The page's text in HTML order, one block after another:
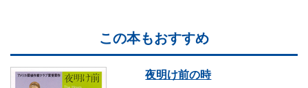
この本もおすすめ
夜明け前の時